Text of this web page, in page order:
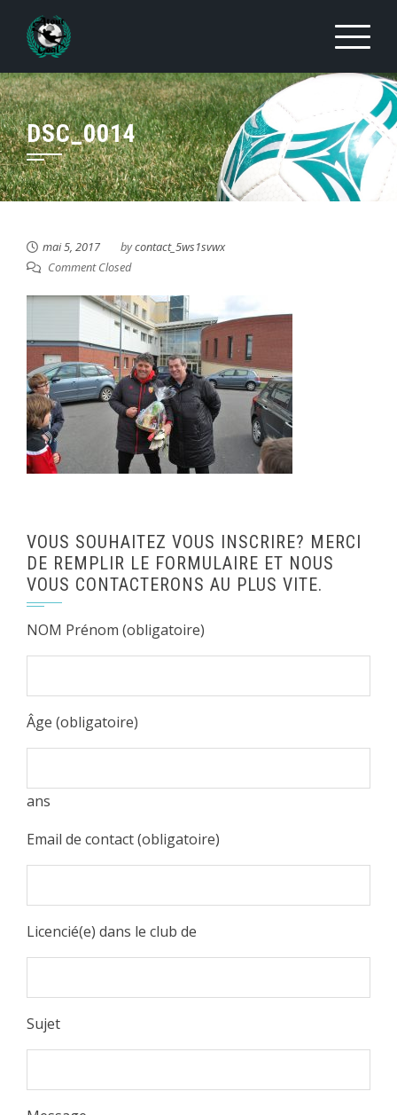
content
DSC_0014
mai 5, 2017 bycontact_5ws1svwx
Comment Closed
VOUS SOUHAITEZ VOUS INSCRIRE? MERCI
DE REMPLIR LE FORMULAIRE ET NOUS
VOUS CONTACTERONS AU PLUS VITE.
NOM Prénom (obligatoire)
Âge (obligatoire)
ans
Email de contact (obligatoire)
Licencié(e) dans le club de
Sujet